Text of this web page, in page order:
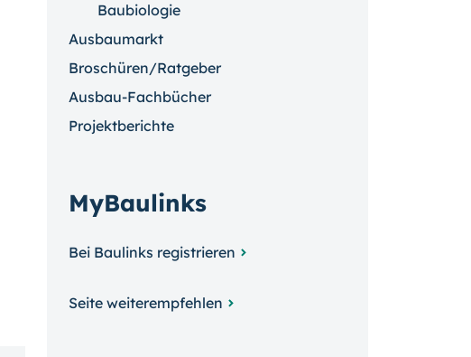
Baubiologie
Ausbaumarkt
Broschüren/Ratgeber
Ausbau-Fachbücher
Projektberichte
MyBaulinks
Bei Baulinks registrieren
Seite weiterempfehlen